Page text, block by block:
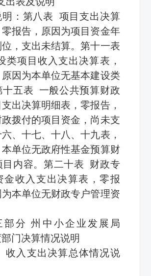
明：第八表 项目支出决算
报告，原因为项目资金年
，支出未结算。第十一表
类项目收入支出决算表，
因为本单位无基本建设类
十五表 一般公共预算财政
出决算明细表，零报告，
拨付的项目资金，尚未支
、十七、十八、十九表，
单位无政府性基金预算财
目内容。第二十表 财政专
金收入支出决算表，零报
本单位无财政专户管理资
部分 州中小企业发展局
部门决算情况说明
收入支出决算总体情况说